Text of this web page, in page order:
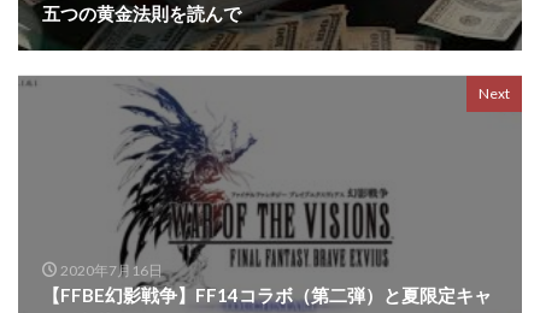
五つの黄金法則を読んで
Next
2020年7月16日
【FFBE幻影戦争】FF14コラボ（第二弾）と夏限定キャ